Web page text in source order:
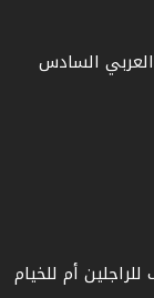
السادس
أم للخيام